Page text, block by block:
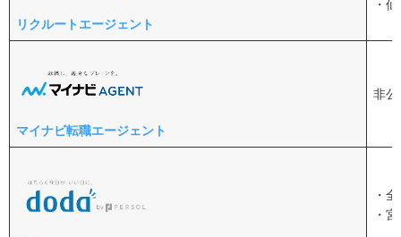
ToYo Work.（旧：リブライト株式会社）
仙台の転職で転職エージェントを選ぶ3つのポイント
求人数が充実しているか
希望の職種やエリアを得意としているか
仙台・宮城で転職エージェントを最大限に活用する方法
リクルートエージェント
・
マイナビ転職エージェント
非公
・
・